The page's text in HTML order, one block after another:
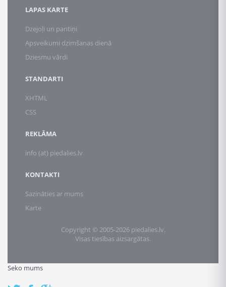
LAPAS KARTE
Dzejoļi un pantiņi
Apsveikumi dzimšanas dienā
Dziesmu vārdi
STANDARTI
XHTML
CSS
REKLĀMA
info (at) piedalies.lv
KONTAKTI
Sazināties ar mums
Karte
Copyright © 2005-2026 piedalies.lv.
Visas tiesības aizsargātas.
Seko mums